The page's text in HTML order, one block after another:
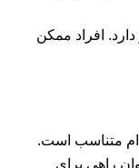
افراد ممکن
متناسب است.
راهی برای